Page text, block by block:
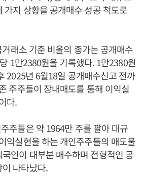
가지 상황을 공개매수 성공 척도로
래소 기준 비올의 종가는 공개매수
1만2380원을 기록했다. 1만2380원
2025년 6월18일 공개매수신고 전까
주주들이 장내매도를 통해 이익실
다.
주들은 약 1964만 주를 팔아 대규
익실현을 하는 개인주주들의 매도물
인이 대부분 매수하며 전형적인 공
나타났다.